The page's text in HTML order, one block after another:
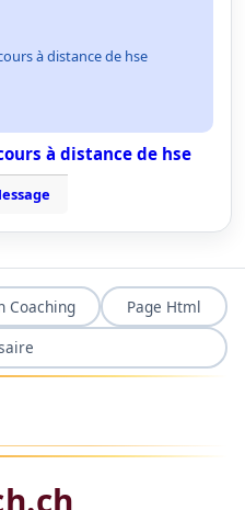
à distance de hse
à distance de hse
Coaching
Page Html